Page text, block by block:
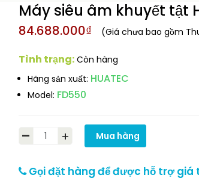
Máy siêu âm khuyết tật
84.688.000₫ (Giá chưa bao gồm
Tình trạng: Còn hàng
Hãng sản xuất: HUATEC
Model: FD550
- + Mua hàng
Gọi đặt hàng để được hỗ trợ giá